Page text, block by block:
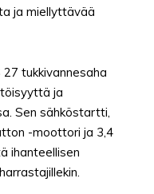
ja miellyttävää
tukkivannesaha
ja
Sen sähköstartti,
-moottori ja 3,4
ihanteellisen